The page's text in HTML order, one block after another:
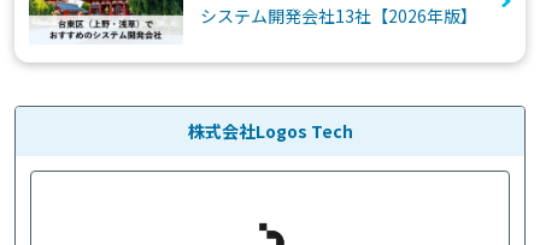
システム開発会社13社【2026年版】
株式会社Logos Tech